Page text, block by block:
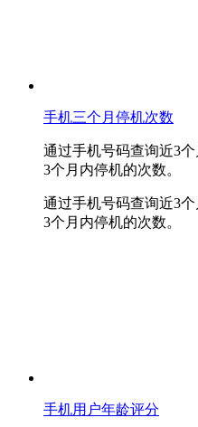
手机三个月停机次数
通过手机号码查询近3
3个月内停机的次数。
通过手机号码查询近3
3个月内停机的次数。
手机用户年龄评分